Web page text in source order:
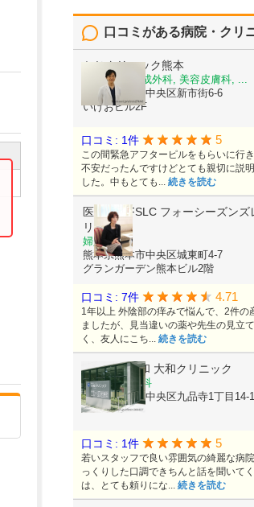
口コミがある病院・クリ
かじクリニック熊本
美容外科, 形成外科, 美容皮膚科, ...
熊本県熊本市中央区新市街6-6
いけおビル2F
口コミ: 1件 5
この間緊急アフターピルをもらいに行
不安だったんですけどとても親切に説
した。中もとても... 続きを読む
医療法人FSLC フォーシーズンズ
リニック
婦人科
熊本県熊本市中央区城東町4-7
グランガーデン熊本ビル2階
口コミ: 7件 4.71
1年以上 外陰部の痒みで悩んで、2件の
ましたが、見当違いの薬や先生の見立
く、友人にこち... 続きを読む
医療法人大和 大和クリニック
内科, 循環器科
熊本県熊本市中央区九品寺1丁目14-
口コミ: 1件 5
若いスタッフで良い雰囲気の綺麗な病
っくりした口調できちんと話を聞いて
は、とても頼りにな... 続きを読む